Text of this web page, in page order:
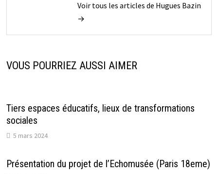
Voir tous les articles de Hugues Bazin
→
VOUS POURRIEZ AUSSI AIMER
Tiers espaces éducatifs, lieux de transformations
sociales
5 mars 2024
Présentation du projet de l’Echomusée (Paris 18eme)